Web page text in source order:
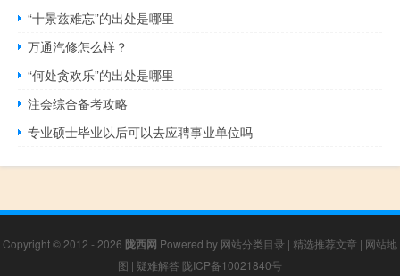
“十景兹难忘”的出处是哪里
万通汽修怎么样？
“何处贪欢乐”的出处是哪里
注会综合备考攻略
专业硕士毕业以后可以去应聘事业单位吗
Copyright © 2012 - 2026 陇西网 Powered by 网站分类目录 | 精选推荐文章 | 网站地
图 | 疑难解答 陇ICP备10021840号